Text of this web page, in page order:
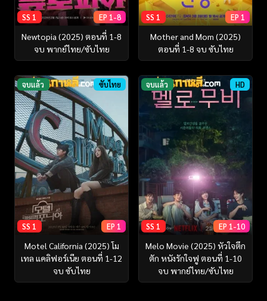
SS 1 EP 1-8
Newtopia (2025) ตอนที่ 1-8
จบ พากย์ไทย/ซับไทย
SS 1 EP 1
Mother and Mom (2025)
ตอนที่ 1-8 จบ ซับไทย
จบแล้ว ซับไทย
SS 1 EP 1
Motel California (2025) โม
เทล แคลิฟอร์เนีย ตอนที่ 1-12
จบ ซับไทย
จบแล้ว HD
SS 1 EP 1-10
Melo Movie (2025) หัวใจตึก
ตัก หนังรักใจฟู ตอนที่ 1-10
จบ พากย์ไทย/ซับไทย